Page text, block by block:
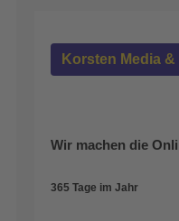
Korsten Media
Wir machen die
365 Tage im Jahr